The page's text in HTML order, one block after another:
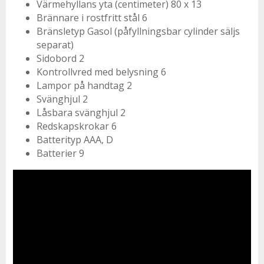
Värmehyllans yta (centimeter) 80 x 13
Brännare i rostfritt stål 6
Bränsletyp Gasol (påfyllningsbar cylinder säljs
separat)
Sidobord 2
Kontrollvred med belysning 6
Lampor på handtag 2
Svänghjul 2
Låsbara svänghjul 2
Redskapskrokar 6
Batterityp AAA, D
Batterier 9